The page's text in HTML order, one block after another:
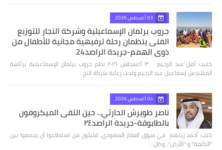
03 أغسطس 2026
جروب برلمان الإسماعيلية وشركة النجار للتوزيع
الفنى ينظمان رحلة ترفيهية مجانية للأطفال من
ذوي الهمم-جريدة الراصد24
كتبت أمل عبد الرحيم ٣ أغسطس ٢٠٢٦ نظم جروب برلمان الإسماعيلية برئاسة
المهندس إسماعيل عبد الرحيم وتحت رعاية شركة النج…
04 أغسطس 2026
ناصر طويرش الحارثي.. حين التقى الميكروفون
بالطابوقة-جريدة الراصد٢٤
كتب: أحمد زينهم في سوق العقار السعودي، قليلون من استطاعوا أن يجمعوا بين
"الكلمة" و "الأرض"، وكان…